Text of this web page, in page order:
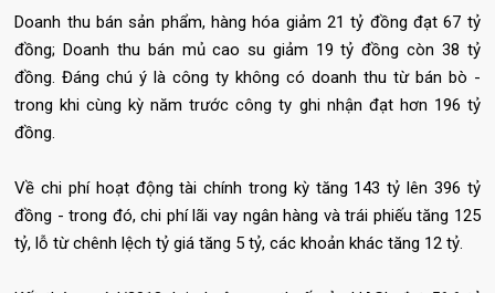
Doanh thu bán sản phẩm, hàng hóa giảm 21 tỷ đồng đạt 67 tỷ
đồng; Doanh thu bán mủ cao su giảm 19 tỷ đồng còn 38 tỷ
đồng. Đáng chú ý là công ty không có doanh thu từ bán bò -
trong khi cùng kỳ năm trước công ty ghi nhận đạt hơn 196 tỷ
đồng.
Về chi phí hoạt động tài chính trong kỳ tăng 143 tỷ lên 396 tỷ
đồng - trong đó, chi phí lãi vay ngân hàng và trái phiếu tăng 125
tỷ, lỗ từ chênh lệch tỷ giá tăng 5 tỷ, các khoản khác tăng 12 tỷ.